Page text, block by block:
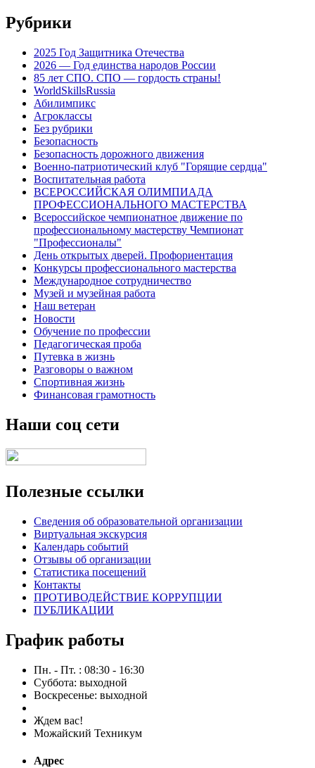
Рубрики
2025 Год Защитника Отечества
2026 — Год единства народов России
85 лет СПО. СПО — гордость страны!
WorldSkillsRussia
Абилимпикс
Агроклассы
Без рубрики
Безопасность
Безопасность дорожного движения
Военно-патриотический клуб "Горящие сердца"
Воспитательная работа
ВСЕРОССИЙСКАЯ ОЛИМПИАДА
ПРОФЕССИОНАЛЬНОГО МАСТЕРСТВА
Всероссийское чемпионатное движение по
профессиональному мастерству Чемпионат
"Профессионалы"
День открытых дверей. Профориентация
Конкурсы профессионального мастерства
Международное сотрудничество
Музей и музейная работа
Наш ветеран
Новости
Обучение по профессии
Педагогическая проба
Путевка в жизнь
Разговоры о важном
Спортивная жизнь
Финансовая грамотность
Наши соц сети
Полезные ссылки
Сведения об образовательной организации
Виртуальная экскурсия
Календарь событий
Отзывы об организации
Статистика посещений
Контакты
ПРОТИВОДЕЙСТВИЕ КОРРУПЦИИ
ПУБЛИКАЦИИ
График работы
Пн. - Пт. : 08:30 - 16:30
Суббота: выходной
Воскресенье: выходной
Ждем вас!
Можайский Техникум
Адрес